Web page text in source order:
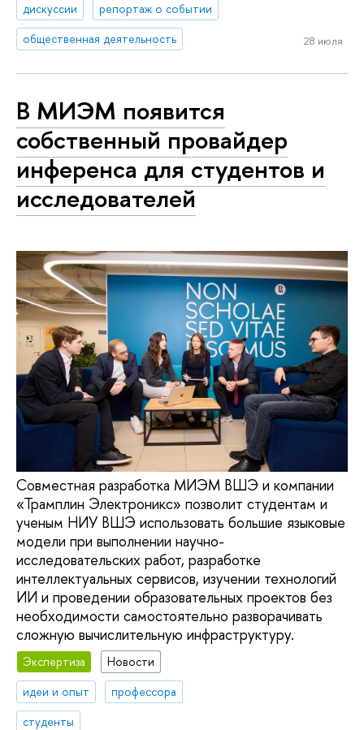
дискуссии
репортаж о событии
общественная деятельность
28 июля
В МИЭМ появится
собственный провайдер
инференса для студентов и
исследователей
Совместная разработка МИЭМ ВШЭ и компании
«Трамплин Электроникс» позволит студентам и
ученым НИУ ВШЭ использовать большие языковые
модели при выполнении научно-
исследовательских работ, разработке
интеллектуальных сервисов, изучении технологий
ИИ и проведении образовательных проектов без
необходимости самостоятельно разворачивать
сложную вычислительную инфраструктуру.
Экспертиза
Новости
идеи и опыт
профессора
студенты